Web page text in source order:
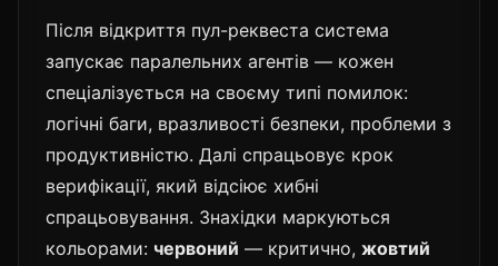
Після відкриття пул-реквеста система
запускає паралельних агентів — кожен
спеціалізується на своєму типі помилок:
логічні баги, вразливості безпеки, проблеми з
продуктивністю. Далі спрацьовує крок
верифікації, який відсіює хибні
спрацьовування. Знахідки маркуються
кольорами: червоний — критично, жовтий